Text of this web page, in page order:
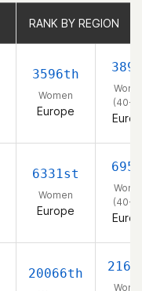
RANK BY REGION
3596th
Women
Europe
(40-
6331st
Women
Europe
(40-
20066th
RANK BY REGION